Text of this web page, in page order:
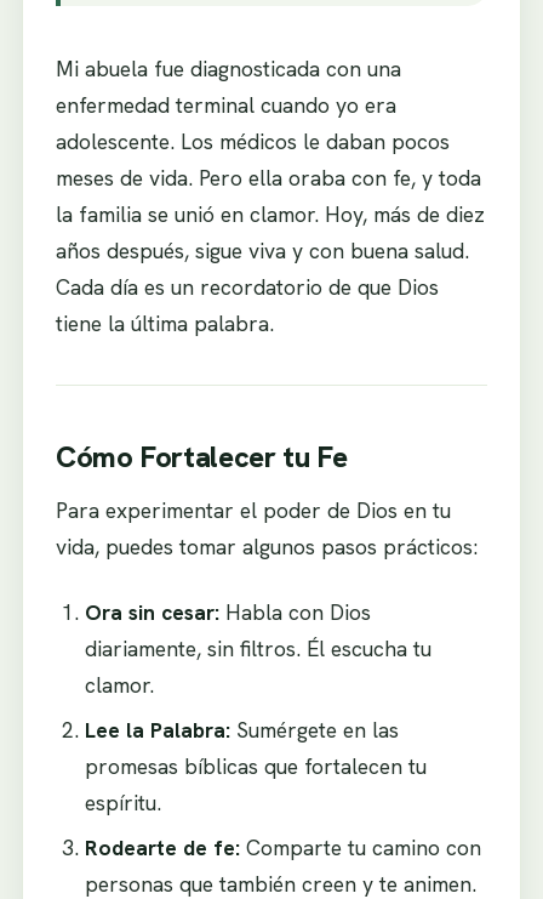
Mi abuela fue diagnosticada con una
enfermedad terminal cuando yo era
adolescente. Los médicos le daban pocos
meses de vida. Pero ella oraba con fe, y toda
la familia se unió en clamor. Hoy, más de diez
años después, sigue viva y con buena salud.
Cada día es un recordatorio de que Dios
tiene la última palabra.
Cómo Fortalecer tu Fe
Para experimentar el poder de Dios en tu
vida, puedes tomar algunos pasos prácticos:
Ora sin cesar: Habla con Dios
diariamente, sin filtros. Él escucha tu
clamor.
Lee la Palabra: Sumérgete en las
promesas bíblicas que fortalecen tu
espíritu.
Rodearte de fe: Comparte tu camino con
personas que también creen y te animen.